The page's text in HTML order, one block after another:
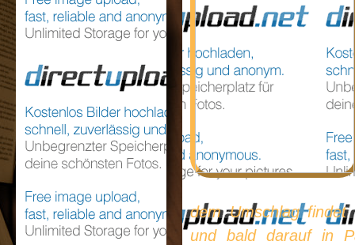
dem Umschlag
und bald darauf in